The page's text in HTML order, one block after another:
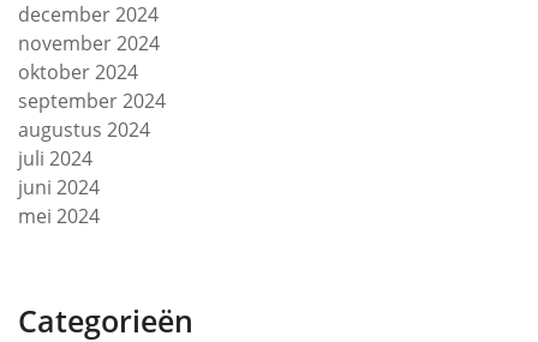
december 2024
november 2024
oktober 2024
september 2024
augustus 2024
juli 2024
juni 2024
mei 2024
Categorieën